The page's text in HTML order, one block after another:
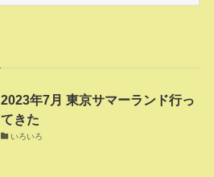
2023年7月 東京サマーランド行っ
てきた
いろいろ